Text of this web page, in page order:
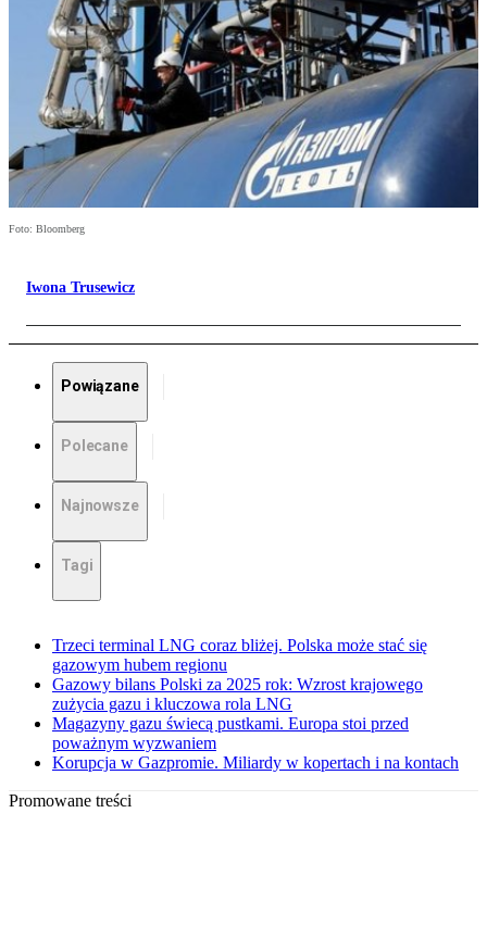
Foto: Bloomberg
Iwona Trusewicz
Powiązane
Polecane
Najnowsze
Tagi
Trzeci terminal LNG coraz bliżej. Polska może stać się
gazowym hubem regionu
Gazowy bilans Polski za 2025 rok: Wzrost krajowego
zużycia gazu i kluczowa rola LNG
Magazyny gazu świecą pustkami. Europa stoi przed
poważnym wyzwaniem
Korupcja w Gazpromie. Miliardy w kopertach i na kontach
Promowane treści